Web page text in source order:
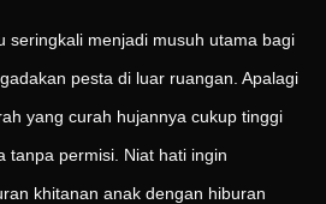
seringkali menjadi musuh utama bagi
pesta di luar ruangan. Apalagi
yang curah hujannya cukup tinggi
tanpa permisi. Niat hati ingin
khitanan anak dengan hiburan